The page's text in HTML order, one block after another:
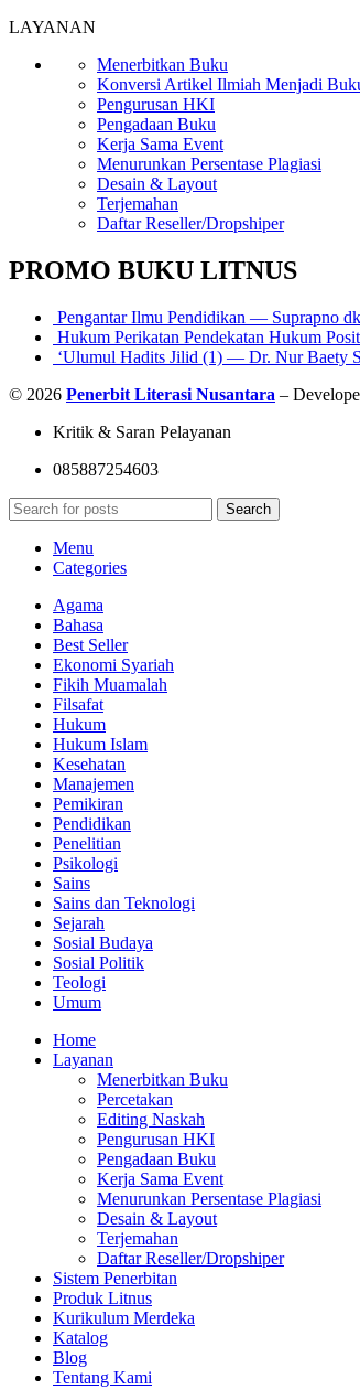
LAYANAN
Menerbitkan Buku
Konversi Artikel Ilmiah Menjadi
Pengurusan HKI
Pengadaan Buku
Kerja Sama Event
Menurunkan Persentase Plagiasi
Desain & Layout
Terjemahan
Daftar Reseller/Dropshiper
PROMO BUKU LITNUS
Pengantar Ilmu Pendidikan — Suprapno
Hukum Perikatan Pendekatan Hukum
‘Ulumul Hadits Jilid (1) — Dr. Nur Baety
© 2026 Penerbit Literasi Nusantara –
Kritik & Saran Pelayanan
085887254603
Search
Menu
Categories
Agama
Bahasa
Best Seller
Ekonomi Syariah
Fikih Muamalah
Filsafat
Hukum
Hukum Islam
Kesehatan
Manajemen
Pemikiran
Pendidikan
Penelitian
Psikologi
Sains
Sains dan Teknologi
Sejarah
Sosial Budaya
Sosial Politik
Teologi
Umum
Home
Layanan
Menerbitkan Buku
Percetakan
Editing Naskah
Pengurusan HKI
Pengadaan Buku
Kerja Sama Event
Menurunkan Persentase Plagiasi
Desain & Layout
Terjemahan
Daftar Reseller/Dropshiper
Sistem Penerbitan
Produk Litnus
Kurikulum Merdeka
Katalog
Blog
Tentang Kami